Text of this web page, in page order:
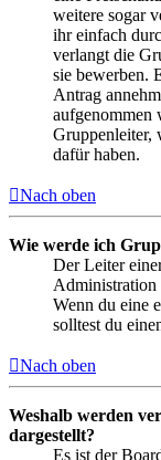
weitere sogar
ihr einfach
verlangt die
sie bewerben.
Antrag
aufgenommen
Gruppenleiter,
dafür haben.
Nach oben
Wie werde ich
Der Leiter
Administration
Wenn du eine
solltest du
Nach oben
Weshalb werden
dargestellt?
Es ist der